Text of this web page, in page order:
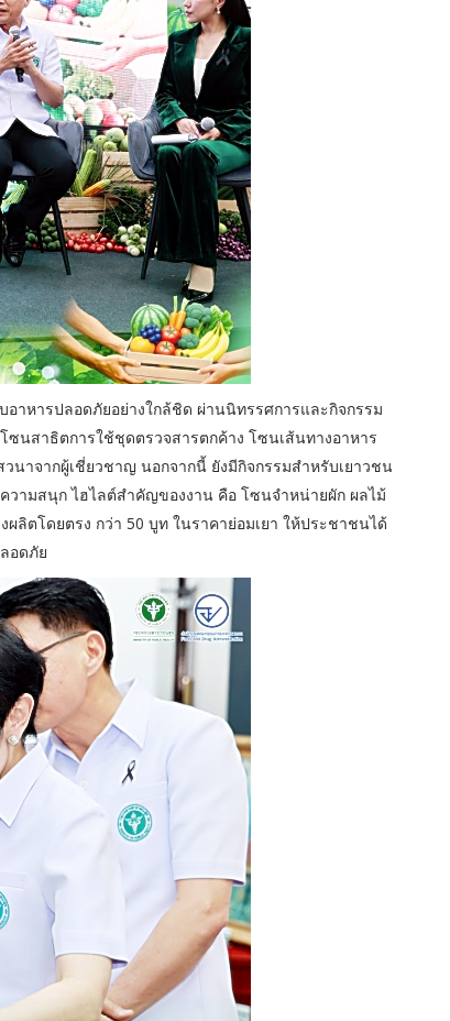
าหารปลอดภัยอย่างใกล้ชิด ผ่านนิทรรศการและกิจกรรม
ซนสาธิตการใช้ชุดตรวจสารตกค้าง โซนเส้นทางอาหาร
วนาจากผู้เชี่ยวชาญ นอกจากนี้ ยังมีกิจกรรมสำหรับเยาวชน
วามสนุก ไฮไลต์สำคัญของงาน คือ โซนจำหน่ายผัก ผลไม้
ตโดยตรง กว่า 50 บูท ในราคาย่อมเยา ให้ประชาชนได้
อดภัย